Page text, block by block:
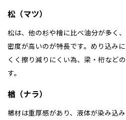
松（マツ）
松は、他の杉や檜に比べ油分が多く
密度が高いのが特長です。めり込み
くく擦り減りにくい為、梁・桁など
す。
楢（ナラ）
楢材は重厚感があり、液体が染み込